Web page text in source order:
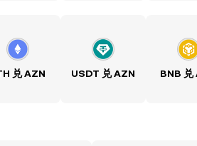
兑 AZN USDT 兑 AZN BNB 兑